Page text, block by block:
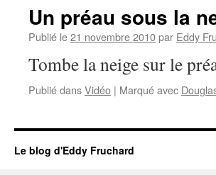
Un préau sous la
Publié le21 novembre 2010par Eddy
Tombe la neige sur le
Publié dansVidéo | Marqué avec
Le blog d'Eddy Fruchard